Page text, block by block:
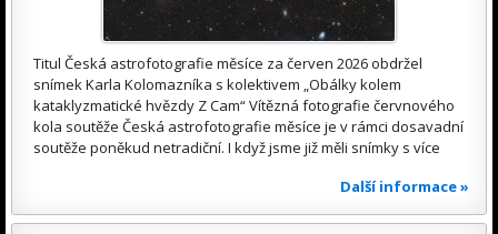
Titul Česká astrofotografie měsíce za červen 2026 obdržel
snímek Karla Kolomazníka s kolektivem „Obálky kolem
kataklyzmatické hvězdy Z Cam“ Vítězná fotografie červnového
kola soutěže Česká astrofotografie měsíce je v rámci dosavadní
soutěže poněkud netradiční. I když jsme již měli snímky s více
Další informace »